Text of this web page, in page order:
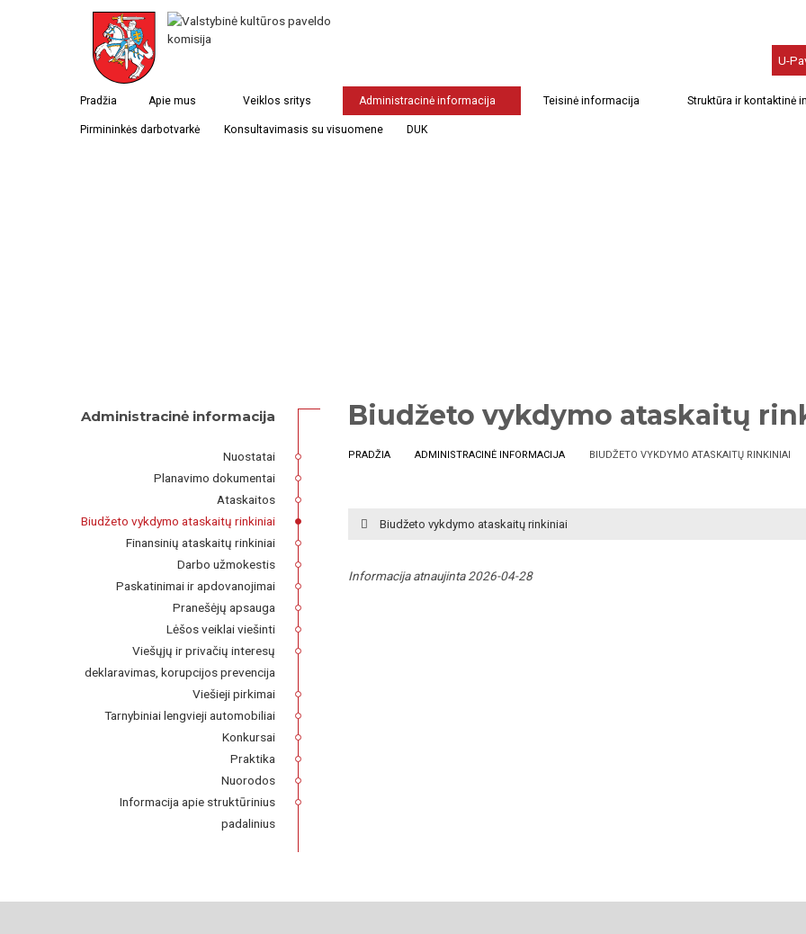
U-
Pradžia Apie mus Veiklos sritys Administracinė informacija Teisinė informacija Struktūra ir kontaktinė
Pirmininkės darbotvarkė Konsultavimasis su visuomene DUK
Biudžeto vykdymo ataskaitų
PRADŽIA ADMINISTRACINĖ INFORMACIJA BIUDŽETO VYKDYMO ATASKAITŲ RINKINIAI
Biudžeto vykdymo ataskaitų rinkiniai
Informacija atnaujinta 2026-04-28
Administracinė informacija
Nuostatai
Planavimo dokumentai
Ataskaitos
Biudžeto vykdymo ataskaitų rinkiniai
Finansinių ataskaitų rinkiniai
Darbo užmokestis
Paskatinimai ir apdovanojimai
Pranešėjų apsauga
Lėšos veiklai viešinti
Viešųjų ir privačių interesų
deklaravimas, korupcijos prevencija
Viešieji pirkimai
Tarnybiniai lengvieji automobiliai
Konkursai
Praktika
Nuorodos
Informacija apie struktūrinius
padalinius